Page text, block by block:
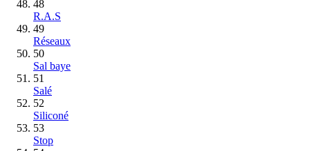
48
R.A.S
49
Réseaux
50
Sal baye
51
Salé
52
Siliconé
53
Stop